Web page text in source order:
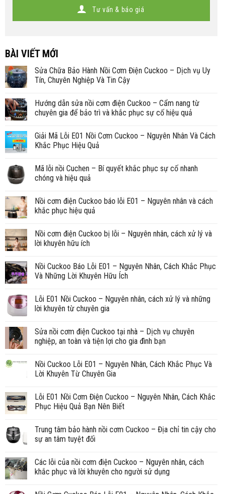
Tư vấn & báo giá
BÀI VIẾT MỚI
Sửa Chữa Bảo Hành Nồi Cơm Điện Cuckoo – Dịch vụ Uy
Tín, Chuyên Nghiệp Và Tin Cậy
Hướng dẫn sửa nồi cơm điện Cuckoo – Cẩm nang từ
chuyên gia để bảo trì và khắc phục sự cố hiệu quả
Giải Mã Lỗi E01 Nồi Cơm Cuckoo – Nguyên Nhân Và Cách
Khắc Phục Hiệu Quả
Mã lỗi nồi Cuchen – Bí quyết khắc phục sự cố nhanh
chóng và hiệu quả
Nồi cơm điện Cuckoo báo lỗi E01 – Nguyên nhân và cách
khắc phục hiệu quả
Nồi cơm điện Cuckoo bị lỗi – Nguyên nhân, cách xử lý và
lời khuyên hữu ích
Nồi Cuckoo Báo Lỗi E01 – Nguyên Nhân, Cách Khắc Phục
Và Những Lời Khuyên Hữu Ích
Lỗi E01 Nồi Cuckoo – Nguyên nhân, cách xử lý và những
lời khuyên từ chuyên gia
Sửa nồi cơm điện Cuckoo tại nhà – Dịch vụ chuyên
nghiệp, an toàn và tiện lợi cho gia đình bạn
Nồi Cuckoo Lỗi E01 – Nguyên Nhân, Cách Khắc Phục Và
Lời Khuyên Từ Chuyên Gia
Lỗi E01 Nồi Cơm Điện Cuckoo – Nguyên Nhân, Cách Khắc
Phục Hiệu Quả Bạn Nên Biết
Trung tâm bảo hành nồi cơm Cuckoo – Địa chỉ tin cậy cho
sự an tâm tuyệt đối
Các lỗi của nồi cơm điện Cuckoo – Nguyên nhân, cách
khắc phục và lời khuyên cho người sử dụng